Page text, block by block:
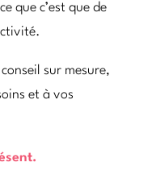
que c’est que de
sur mesure,
et à vos